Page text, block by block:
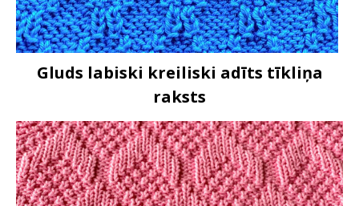
Gluds labiski kreiliski adīts tīkliņa
raksts